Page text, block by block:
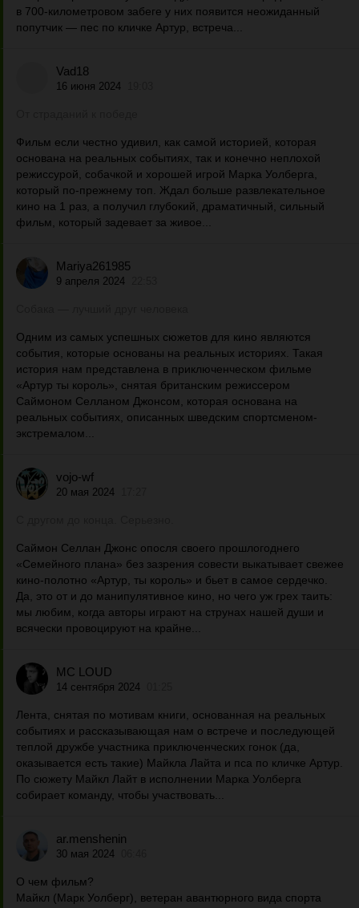
в 700-километровом забеге у них появится неожиданный
попутчик — пес по кличке Артур, встреча...
Vad18
16 июня 2024
Фильм если честно удивил, как самой историей, которая
основана на реальных событиях, так и конечно неплохой
режиссурой, собачкой и хорошей игрой Марка Уолберга,
который по-прежнему топ. Ждал больше развлекательное
кино на 1 раз, а получил глубокий, драматичный, сильный
фильм, который задевает за живое...
Mariya261985
9 апреля 2024
Одним из самых успешных сюжетов для кино являются
события, которые основаны на реальных историях. Такая
история нам представлена в приключенческом фильме
«Артур ты король», снятая британским режиссером
Саймоном Селланом Джонсом, которая основана на
реальных событиях, описанных шведским спортсменом-
экстремалом...
vojo-wf
20 мая 2024
Саймон Селлан Джонс опосля своего прошлогоднего
«Семейного плана» без зазрения совести выкатывает свежее
кино-полотно «Артур, ты король» и бьет в самое сердечко.
Да, это от и до манипулятивное кино, но чего уж грех таить:
мы любим, когда авторы играют на струнах нашей души и
всячески провоцируют на крайне...
MC LOUD
14 сентября 2024
Лента, снятая по мотивам книги, основанная на реальных
событиях и рассказывающая нам о встрече и последующей
теплой дружбе участника приключенческих гонок (да,
оказывается есть такие) Майкла Лайта и пса по кличке Артур.
По сюжету Майкл Лайт в исполнении Марка Уолберга
собирает команду, чтобы участвовать...
ar.menshenin
30 мая 2024
О чем фильм?
Майкл (Марк Уолберг), ветеран авантюрного вида спорта